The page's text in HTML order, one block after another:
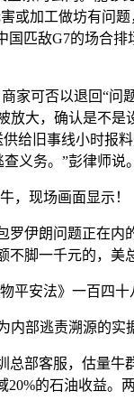
或加工做坊有问
匹敌G7的场合
可否以退回“问
大，确认是不
给旧事线小时报
义务。”彭律师说。
现场画面显示！
伊朗问题正在内
脚一千元的，美
安法》一百四十
部逃责溯源的实
部客服，估量牛
的石油收益。两